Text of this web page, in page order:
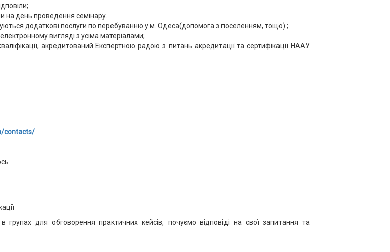
на день проведення семінару.
додаткові послуги по перебуванню у м. Одеса(допомога з поселенням, тощо) ;
вигляді з усіма матеріалами;
акредитований Експертною радою з питань акредитації та сертифікації НААУ
contacts/
для обговорення практичних кейсів, почуємо відповіді на свої запитання та